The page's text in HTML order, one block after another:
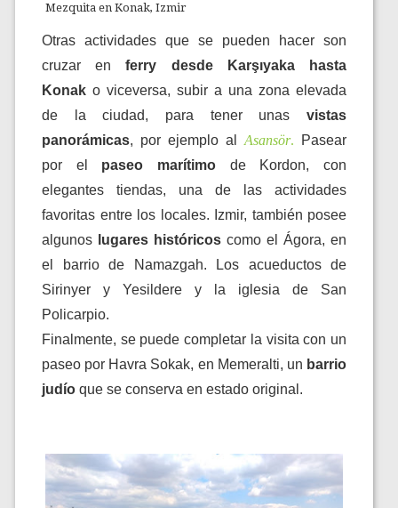
Mezquita en Konak, Izmir
Otras actividades que se pueden hacer son
cruzar en ferry desde Karşıyaka hasta
Konak o viceversa, subir a una zona elevada
de la ciudad, para tener unas vistas
panorámicas, por ejemplo al Asansör.
Pasear
por el paseo marítimo de Kordon, con
elegantes tiendas, una de las actividades
favoritas entre los locales. Izmir, también posee
algunos
lugares históricos como el Ágora, en
el barrio de Namazgah. Los acueductos de
Sirinyer y Yesildere y la iglesia de San
Policarpio.
Finalmente, se puede completar la visita con un
paseo por Havra Sokak, en Memeralti, un barrio
judío que se conserva en estado original.